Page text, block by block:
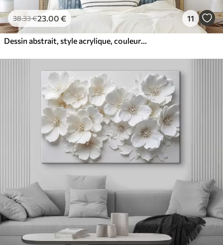
38.33€23 .00 € 11